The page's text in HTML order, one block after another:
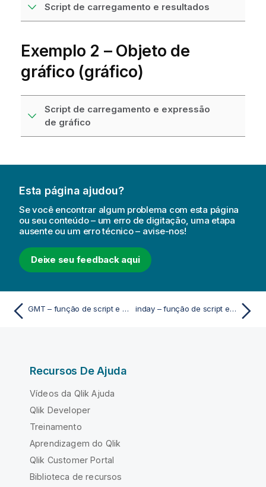
Script de carregamento e resultados
Exemplo 2 – Objeto de
gráfico (gráfico)
Script de carregamento e expressão
de gráfico
Esta página ajudou?
Se você encontrar algum problema com esta página
ou seu conteúdo – um erro de digitação, uma etapa
ausente ou um erro técnico – avise-nos!
Deixe seu feedback aqui
GMT – função de script e gráfico inday – função de script e gráfico
Recursos De Ajuda
Vídeos da Qlik Ajuda
Qlik Developer
Treinamento
Aprendizagem do Qlik
Qlik Customer Portal
Biblioteca de recursos